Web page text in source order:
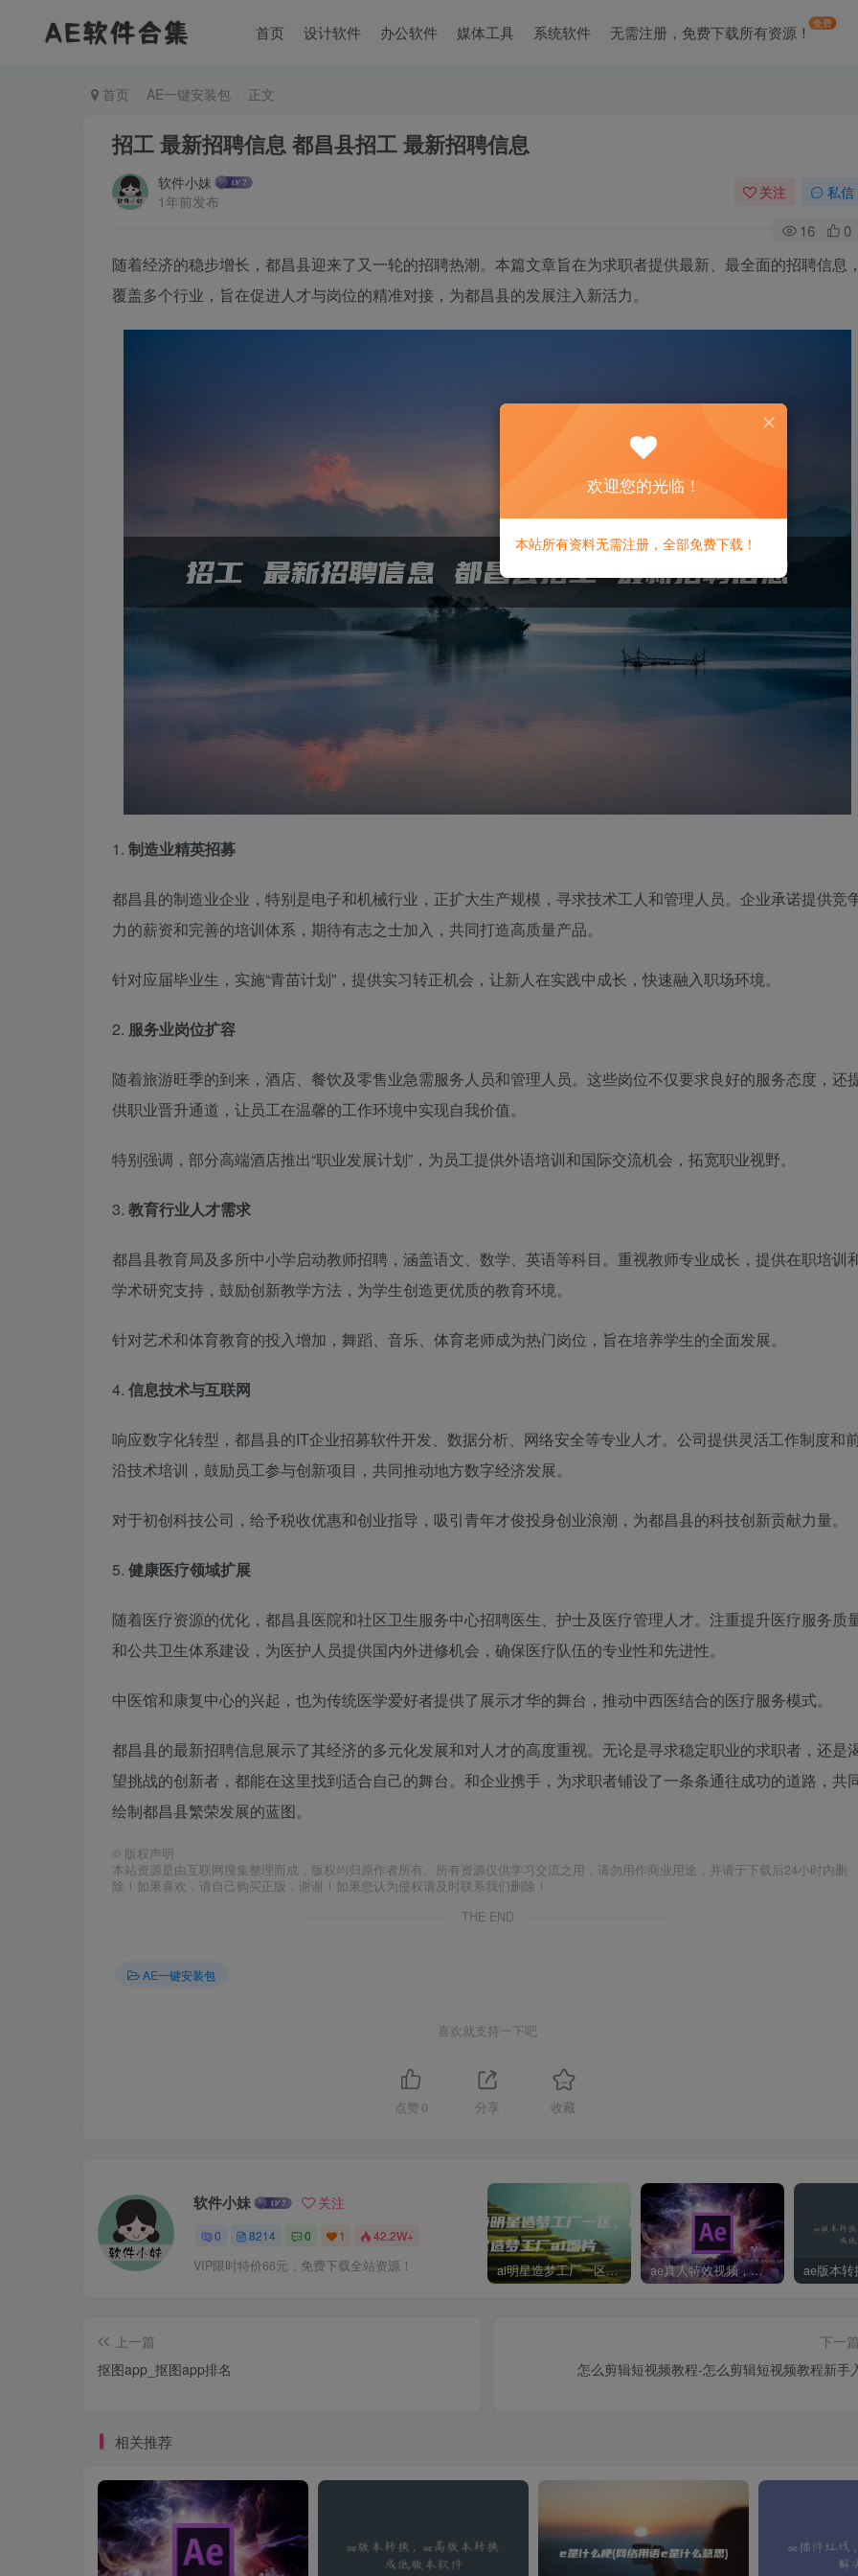
首页 设计软件 办公软件 媒体工具 系统软件 无需注册，免费下载所有资源！免费
首页 AE一键安装包 正文
招工 最新招聘信息 都昌县招工 最新招聘信息
软件小妹
1年前发布
关注 私信
16 0
随着经济的稳步增长，都昌县迎来了又一轮的招聘热潮。本篇文章旨在为求职者提供最新、最全面的招聘信息
覆盖多个行业，旨在促进人才与岗位的精准对接，为都昌县的发展注入新活力。
1. 制造业精英招募
都昌县的制造业企业，特别是电子和机械行业，正扩大生产规模，寻求技术工人和管理人员。企业承诺提供竞
力的薪资和完善的培训体系，期待有志之士加入，共同打造高质量产品。
针对应届毕业生，实施“青苗计划”，提供实习转正机会，让新人在实践中成长，快速融入职场环境。
2. 服务业岗位扩容
随着旅游旺季的到来，酒店、餐饮及零售业急需服务人员和管理人员。这些岗位不仅要求良好的服务态度，还
供职业晋升通道，让员工在温馨的工作环境中实现自我价值。
特别强调，部分高端酒店推出“职业发展计划”，为员工提供外语培训和国际交流机会，拓宽职业视野。
3. 教育行业人才需求
都昌县教育局及多所中小学启动教师招聘，涵盖语文、数学、英语等科目。重视教师专业成长，提供在职培训
学术研究支持，鼓励创新教学方法，为学生创造更优质的教育环境。
针对艺术和体育教育的投入增加，舞蹈、音乐、体育老师成为热门岗位，旨在培养学生的全面发展。
4. 信息技术与互联网
响应数字化转型，都昌县的IT企业招募软件开发、数据分析、网络安全等专业人才。公司提供灵活工作制度和
沿技术培训，鼓励员工参与创新项目，共同推动地方数字经济发展。
对于初创科技公司，给予税收优惠和创业指导，吸引青年才俊投身创业浪潮，为都昌县的科技创新贡献力量。
5. 健康医疗领域扩展
随着医疗资源的优化，都昌县医院和社区卫生服务中心招聘医生、护士及医疗管理人才。注重提升医疗服务质
和公共卫生体系建设，为医护人员提供国内外进修机会，确保医疗队伍的专业性和先进性。
中医馆和康复中心的兴起，也为传统医学爱好者提供了展示才华的舞台，推动中西医结合的医疗服务模式。
都昌县的最新招聘信息展示了其经济的多元化发展和对人才的高度重视。无论是寻求稳定职业的求职者，还是
望挑战的创新者，都能在这里找到适合自己的舞台。和企业携手，为求职者铺设了一条条通往成功的道路，共
绘制都昌县繁荣发展的蓝图。
© 版权声明
本站资源是由互联网搜集整理而成，版权均归原作者所有。所有资源仅供学习交流之用，请勿用作商业用途，并请于下载后24小时内删
除！如果喜欢，请自己购买正版，谢谢！如果您认为侵权请及时联系我们删除！
THE END
AE一键安装包
喜欢就支持一下吧
点赞 0 分享 收藏
软件小妹 关注
0 8214 0 1 42.2W+
VIP限时特价66元，免费下载全站资源！ ai明星造梦工厂一区，明星造梦工厂ai图片 ae真人特效视频，大学生第一次做ppt怎么做
上一篇
抠图app_抠图app排名
下一
怎么剪辑短视频教程-怎么剪辑短视频教程新手
相关推荐
欢迎您的光临！
本站所有资料无需注册，全部免费下载！